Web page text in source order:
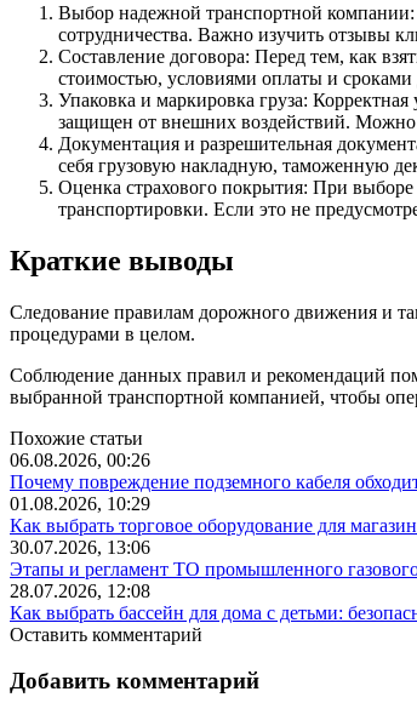
Выбор надежной транспортной компании:
сотрудничества. Важно изучить отзывы
Составление договора: Перед тем, как
стоимостью, условиями оплаты и
Упаковка и маркировка груза:
защищен от внешних воздействий. Можно
Документация и разрешительная
себя грузовую накладную, таможенную
Оценка страхового покрытия: При
транспортировки. Если это не
Краткие выводы
Следование правилам дорожного движения и
процедурами в целом.
Соблюдение данных правил и рекомендаций
выбранной транспортной компанией, чтобы
Похожие статьи
06.08.2026, 00:26
Почему повреждение подземного кабеля
01.08.2026, 10:29
Как выбрать торговое оборудование для
30.07.2026, 13:06
Этапы и регламент ТО промышленного
28.07.2026, 12:08
Как выбрать бассейн для дома с детьми:
Оставить комментарий
Добавить комментарий